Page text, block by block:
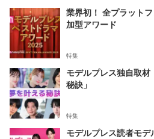
業界初！ 全プラット
加型アワード
特集
モデルプレス独自取
秘訣」
特集
モデルプレス読者モデ